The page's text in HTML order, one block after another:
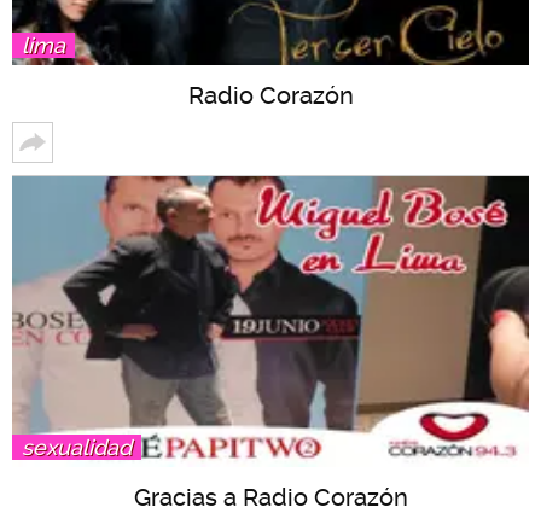
lima
Radio Corazón
sexualidad
Gracias a Radio Corazón